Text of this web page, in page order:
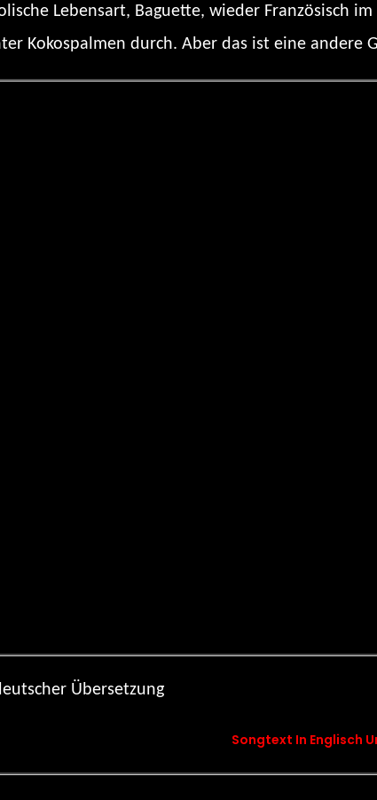
Lebensart, Baguette, wieder Französisch
Kokospalmen durch. Aber das ist eine andere
Übersetzung
Songtext In Englisch